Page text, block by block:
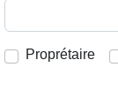
Proprétaire